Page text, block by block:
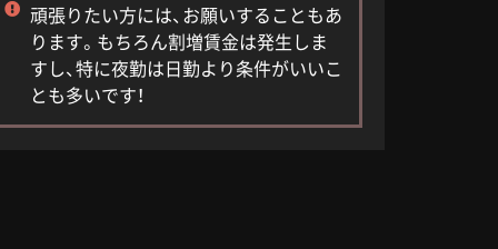
頑張りたい方には、お願いすることもあ
ります。もちろん割増賃金は発生しま
すし、特に夜勤は日勤より条件がいいこ
とも多いです！